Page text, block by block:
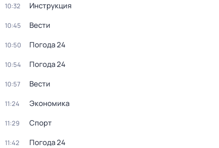
10:32 Инструкция
10:45 Вести
10:50 Погода 24
10:54 Погода 24
10:57 Вести
11:24 Экономика
11:29 Спорт
11:42 Погода 24